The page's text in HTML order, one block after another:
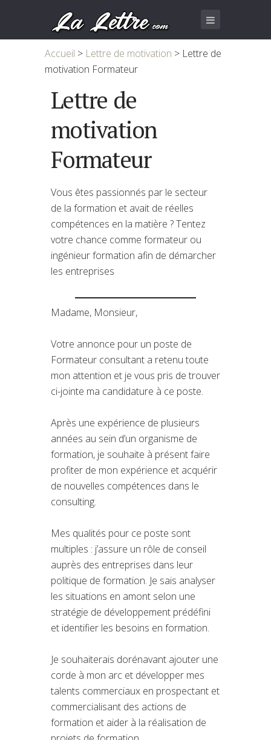
Accueil > Lettre de motivation > Lettre de
motivation Formateur
Lettre de
motivation
Formateur
Vous êtes passionnés par le secteur
de la formation et avait de réelles
compétences en la matière ? Tentez
votre chance comme formateur ou
ingénieur formation afin de démarcher
les entreprises
Madame, Monsieur,
Votre annonce pour un poste de
Formateur consultant a retenu toute
mon attention et je vous pris de trouver
ci-jointe ma candidature à ce poste.
Après une expérience de plusieurs
années au sein d’un organisme de
formation, je souhaite à présent faire
profiter de mon expérience et acquérir
de nouvelles compétences dans le
consulting.
Mes qualités pour ce poste sont
multiples : j’assure un rôle de conseil
auprès des entreprises dans leur
politique de formation. Je sais analyser
les situations en amont selon une
stratégie de développement prédéfini
et identifier les besoins en formation.
Je souhaiterais dorénavant ajouter une
corde à mon arc et développer mes
talents commerciaux en prospectant et
commercialisant des actions de
formation et aider à la réalisation de